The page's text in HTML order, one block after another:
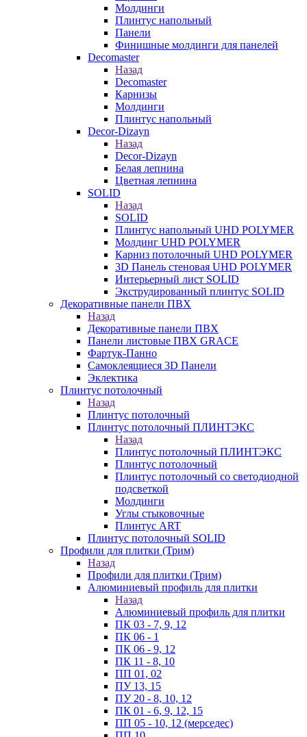
Молдинги
Плинтус напольный
Панели
Финишные молдинги для панелей
Decomaster
Назад
Decomaster
Карнизы
Молдинги
Плинтус напольный
Decor-Dizayn
Назад
Decor-Dizayn
Белая лепнина
Цветная лепнина
SOLID
Назад
SOLID
Плинтус напольный UHD POLYMER
Молдинг UHD POLYMER
Карниз потолочный UHD POLYMER
3D Панель стеновая UHD POLYMER
Интерьерный лист SOLID
Экструдированный плинтус SOLID
Декоративные панели ПВХ
Назад
Декоративные панели ПВХ
Панели листовые ПВХ GRACE
Фартук-Панно
Самоклеящиеся 3D Панели
Эклектика
Плинтус потолочный
Назад
Плинтус потолочный
Плинтус потолочный ПЛИНТЭКС
Назад
Плинтус потолочный ПЛИНТЭКС
Плинтус потолочный
Плинтус потолочный со светодиодной
подсветкой
Молдинги
Углы стыковочные
Плинтус ART
Плинтус потолочный SOLID
Профили для плитки (Трим)
Назад
Профили для плитки (Трим)
Алюминиевый профиль для плитки
Назад
Алюминиевый профиль для плитки
ПК 03 - 7, 9, 12
ПК 06 - 1
ПК 06 - 9, 12
ПК 11 - 8, 10
ПП 01, 02
ПУ 13, 15
ПУ 20 - 8, 10, 12
ПК 01 - 6, 9, 12, 15
ПП 05 - 10, 12 (мерседес)